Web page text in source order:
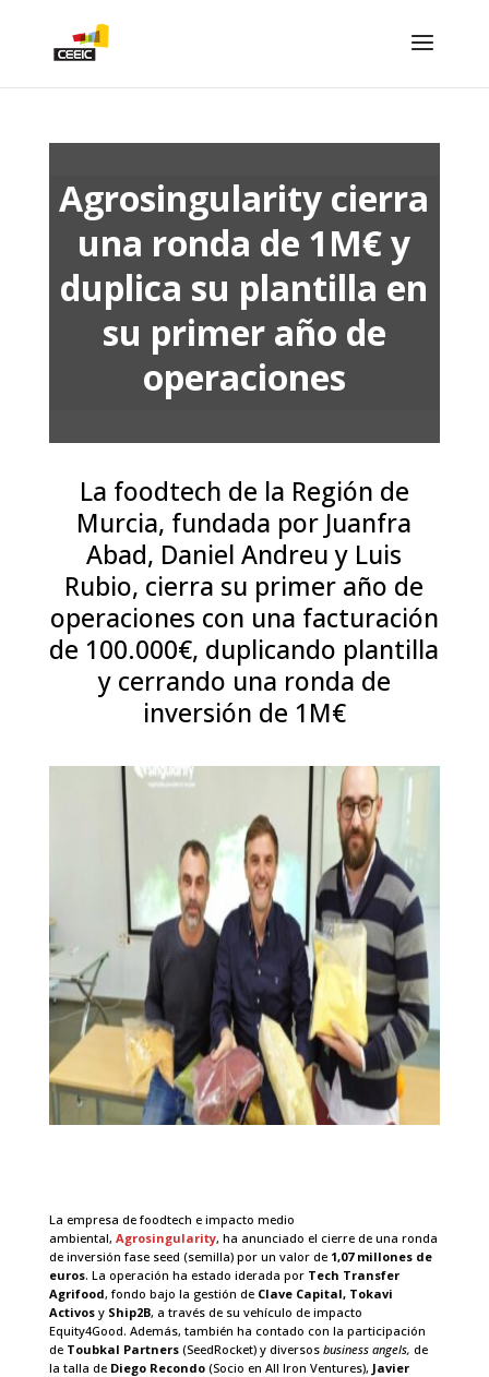
Agrosingularity cierra
una ronda de 1M€ y
duplica su plantilla en
su primer año de
operaciones
La foodtech de la Región de
Murcia, fundada por Juanfra
Abad, Daniel Andreu y Luis
Rubio, cierra su primer año de
operaciones con una facturación
de 100.000€, duplicando plantilla
y cerrando una ronda de
inversión de 1M€
La empresa de foodtech e impacto medio
ambiental, Agrosingularity, ha anunciado el cierre de una ronda
de inversión fase seed (semilla) por un valor de 1,07 millones de
euros. La operación ha estado iderada por Tech Transfer
Agrifood, fondo bajo la gestión de Clave Capital, Tokavi
Activosy Ship2B, a través de su vehículo de impacto
Equity4Good. Además, también ha contado con la participación
de Toubkal Partners(SeedRocket) y diversos business angels, de
la talla de Diego Recondo(Socio en All Iron Ventures), Javier